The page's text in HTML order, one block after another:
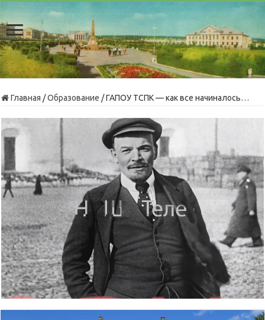
Главная /Образование /ГАПОУ ТСПК — как все начиналось…